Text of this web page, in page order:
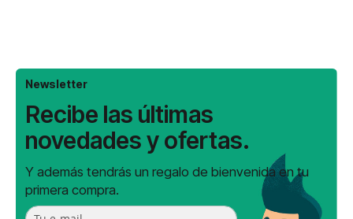
Newsletter
Recibe las últimas
novedades y ofertas.
Y además tendrás un regalo de bienvenida en tu
primera compra.